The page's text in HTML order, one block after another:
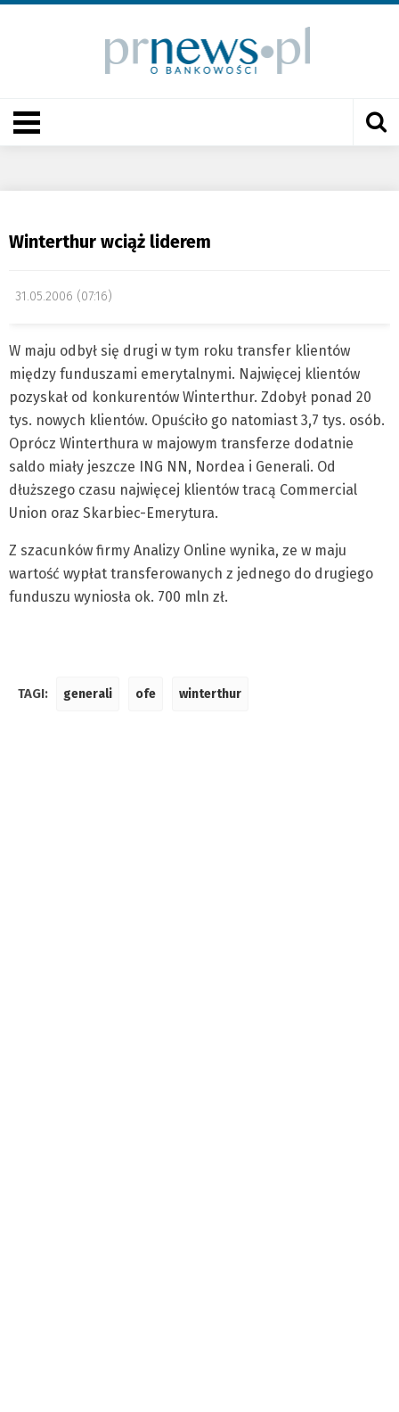
Winterthur wciąż liderem
31.05.2006 (07:16)
W maju odbył się drugi w tym roku transfer klientów
między funduszami emerytalnymi. Najwięcej klientów
pozyskał od konkurentów Winterthur. Zdobył ponad 20
tys. nowych klientów. Opuściło go natomiast 3,7 tys. osób.
Oprócz Winterthura w majowym transferze dodatnie
saldo miały jeszcze ING NN, Nordea i Generali. Od
dłuższego czasu najwięcej klientów tracą Commercial
Union oraz Skarbiec-Emerytura.
Z szacunków firmy Analizy Online wynika, ze w maju
wartość wypłat transferowanych z jednego do drugiego
funduszu wyniosła ok. 700 mln zł.
TAGI: generali ofe winterthur